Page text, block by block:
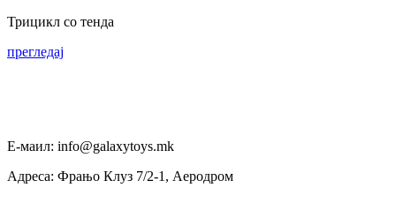
Трицикл со тенда
прегледај
Е-маил: info@galaxytoys.mk
Адреса: Фрањо Клуз 7/2-1, Аеродром